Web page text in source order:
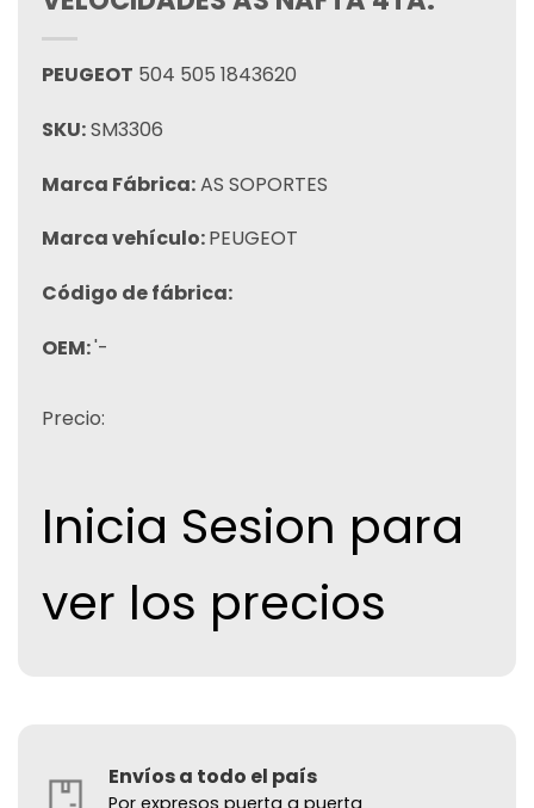
PEUGEOT 504 505 1843620
SKU:SM3306
Marca Fábrica:AS SOPORTES
Marca vehículo:PEUGEOT
Código de fábrica:
OEM:'-
Precio:
Inicia Sesion para
ver los precios
Envíos a todo el país
Por expresos puerta a puerta